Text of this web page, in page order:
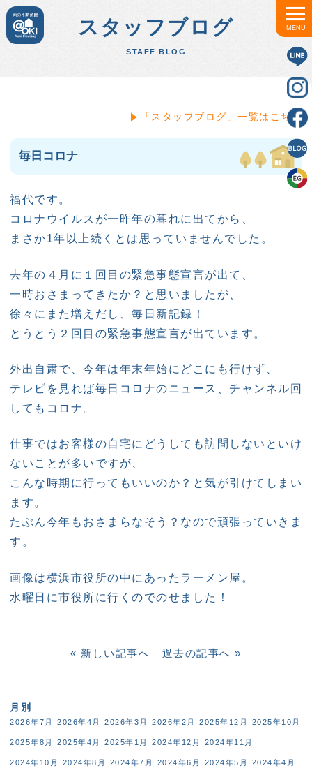
MENU
スタッフブログ
STAFF BLOG
「スタッフブログ」一覧はこちら
毎日コロナ
福代です。
コロナウイルスが一昨年の暮れに出てから、
まさか1年以上続くとは思っていませんでした。
去年の４月に１回目の緊急事態宣言が出て、
一時おさまってきたか？と思いましたが、
徐々にまた増えだし、毎日新記録！
とうとう２回目の緊急事態宣言が出ています。
外出自粛で、今年は年末年始にどこにも行けず、
テレビを見れば毎日コロナのニュース、チャンネル回
してもコロナ。
仕事ではお客様の自宅にどうしても訪問しないといけ
ないことが多いですが、
こんな時期に行ってもいいのか？と気が引けてしまい
ます。
たぶん今年もおさまらなそう？なので頑張っていきま
す。
画像は横浜市役所の中にあったラーメン屋。
水曜日に市役所に行くのでのせました！
« 新しい記事へ 過去の記事へ »
月別
2026年7月 2026年4月 2026年3月 2026年2月 2025年12月 2025年10月
2025年8月 2025年4月 2025年1月 2024年12月 2024年11月
2024年10月 2024年8月 2024年7月 2024年6月 2024年5月 2024年4月